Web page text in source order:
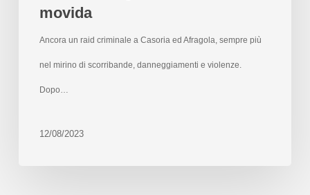
movida
Ancora un raid criminale a Casoria ed Afragola, sempre più
nel mirino di scorribande, danneggiamenti e violenze.
Dopo…
12/08/2023